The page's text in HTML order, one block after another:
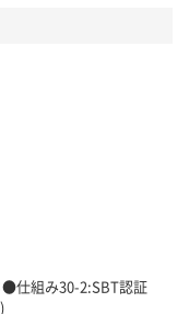
●仕組み30-2:SBT認証